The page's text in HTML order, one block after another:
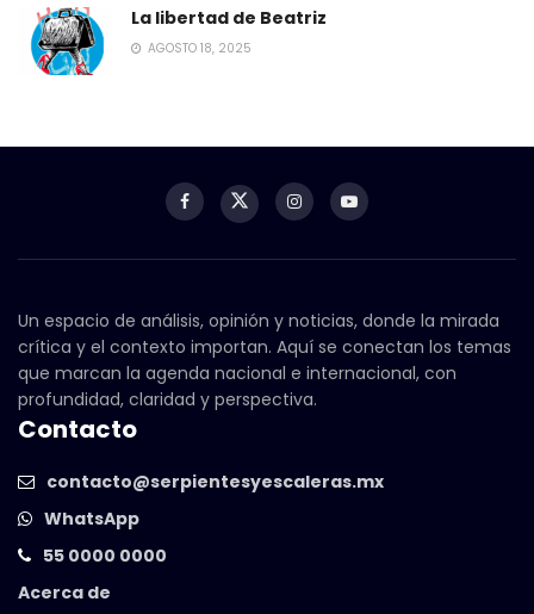
La libertad de Beatriz
AGOSTO 18, 2025
Un espacio de análisis, opinión y noticias, donde la mirada
crítica y el contexto importan. Aquí se conectan los temas
que marcan la agenda nacional e internacional, con
profundidad, claridad y perspectiva.
Contacto
contacto@serpientesyescaleras.mx
WhatsApp
55 0000 0000
Acerca de